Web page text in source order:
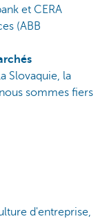
et CERA
(ABB
Slovaquie, la
sommes fiers
d'entreprise,